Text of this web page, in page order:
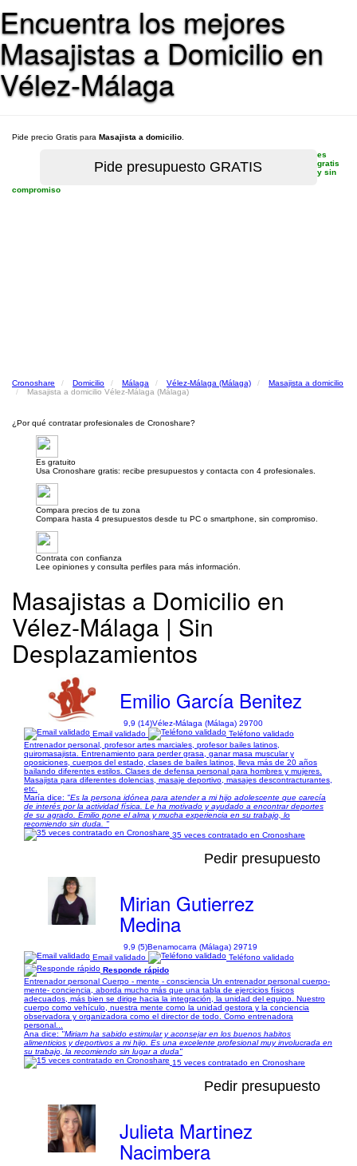
Encuentra los mejores
Masajistas a Domicilio en
Vélez-Málaga
Pide precio Gratis para Masajista a domicilio
es
gratis
y sin
compromiso
Cronoshare Domicilio Málaga Vélez-Málaga (Málaga)
Masajista a domicilio
Masajista a domicilio Vélez-Málaga (Málaga)
¿Por qué contratar profesionales de Cronoshare?
Es gratuito
Usa Cronoshare gratis: recibe presupuestos y contacta con 4 profesionales.
Compara precios de tu zona
Compara hasta 4 presupuestos desde tu PC o smartphone, sin compromiso.
Contrata con confianza
Lee opiniones y consulta perfiles para más información.
Masajistas a Domicilio en
Vélez-Málaga | Sin
Desplazamientos
Emilio García Benitez
9,9 (14)Vélez-Málaga (Málaga) 29700
Email validado
Teléfono validado
Entrenador personal, profesor artes marciales, profesor bailes latinos,
quiromasajista. Entrenamiento para perder grasa, ganar masa muscular y
oposiciones, cuerpos del estado, clases de bailes latinos, lleva más de 20 años
bailando diferentes estilos. Clases de defensa personal para hombres y mujeres.
Masajista para diferentes dolencias, masaje deportivo, masajes descontracturantes,
etc.
María dice: "Es la persona idónea para atender a mi hijo adolescente que carecía
de interés por la actividad física. Le ha motivado y ayudado a encontrar deportes
de su agrado. Emilio pone el alma y mucha experiencia en su trabajo, lo
recomiendo sin duda. "
35 veces contratado en Cronoshare
Pedir presupuesto
Mirian Gutierrez
Medina
9,9 (5)Benamocarra (Málaga) 29719
Email validado
Teléfono validado
Responde rápido
Entrenador personal Cuerpo - mente - consciencia Un entrenador personal cuerpo-
mente- conciencia, aborda mucho más que una tabla de ejercicios físicos
adecuados, más bien se dirige hacia la integración, la unidad del equipo. Nuestro
cuerpo como vehículo, nuestra mente como la unidad gestora y la conciencia
observadora y organizadora como el director de todo. Como entrenadora
personal...
Ana dice: "Miriam ha sabido estimular y aconsejar en los buenos habitos
alimenticios y deportivos a mi hijo. Es una excelente profesional muy involucrada en
su trabajo, la recomiendo sin lugar a duda"
15 veces contratado en Cronoshare
Pedir presupuesto
Julieta Martinez
Nacimbera